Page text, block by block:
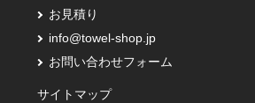
お見積り
info@towel-shop.jp
お問い合わせフォーム
サイトマップ